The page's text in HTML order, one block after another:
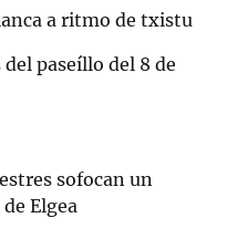
a ritmo de txistu
del paseíllo del 8 de
sofocan un
Elgea